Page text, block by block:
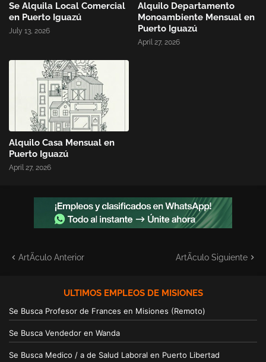
Se Alquila Local Comercial
en Puerto Iguazú
July 13, 2026
Alquilo Departamento
Monoambiente Mensual en
Puerto Iguazú
April 27, 2026
Alquilo Casa Mensual en
Puerto Iguazú
April 27, 2026
ArtÃ­culo Anterior ArtÃ­culo Siguiente
ULTIMOS EMPLEOS DE MISIONES
Se Busca Profesor de Frances en Misiones (Remoto)
Se Busca Vendedor en Wanda
Se Busca Medico / a de Salud Laboral en Puerto Libertad